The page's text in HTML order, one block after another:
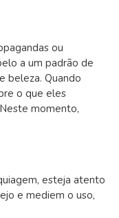
ou
a um padrão de
beleza. Quando
o que eles
momento,
esteja atento
e mediem o uso,